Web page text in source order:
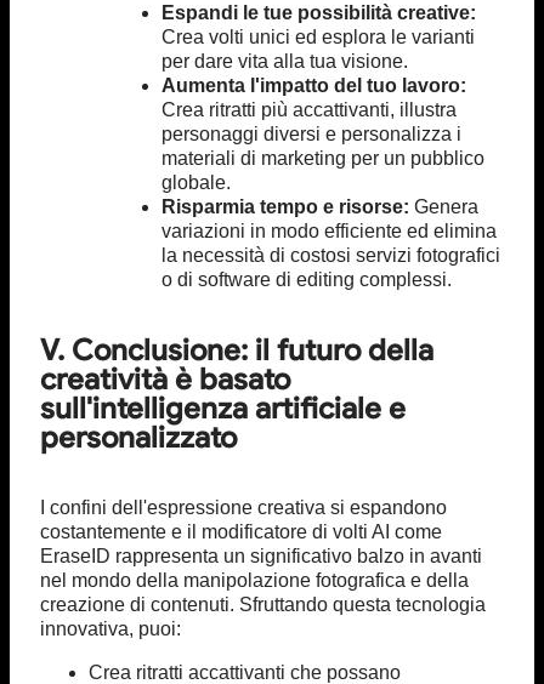
Espandi le tue possibilità creative:
Crea volti unici ed esplora le varianti
per dare vita alla tua visione.
Aumenta l'impatto del tuo lavoro:
Crea ritratti più accattivanti, illustra
personaggi diversi e personalizza i
materiali di marketing per un pubblico
globale.
Risparmia tempo e risorse: Genera
variazioni in modo efficiente ed elimina
la necessità di costosi servizi fotografici
o di software di editing complessi.
V. Conclusione: il futuro della
creatività è basato
sull'intelligenza artificiale e
personalizzato
I confini dell'espressione creativa si espandono
costantemente e il modificatore di volti AI come
EraseID rappresenta un significativo balzo in avanti
nel mondo della manipolazione fotografica e della
creazione di contenuti. Sfruttando questa tecnologia
innovativa, puoi:
Crea ritratti accattivanti che possano